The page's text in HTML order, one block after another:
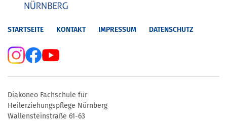
STARTSEITE KONTAKT IMPRESSUM DATENSCHUTZ
Diakoneo Fachschule für
Heilerziehungspflege Nürnberg
Wallensteinstraße 61-63